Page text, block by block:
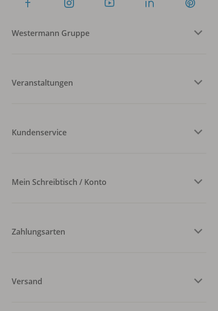
Westermann Gruppe
Veranstaltungen
Kundenservice
Mein Schreibtisch / Konto
Zahlungsarten
Versand